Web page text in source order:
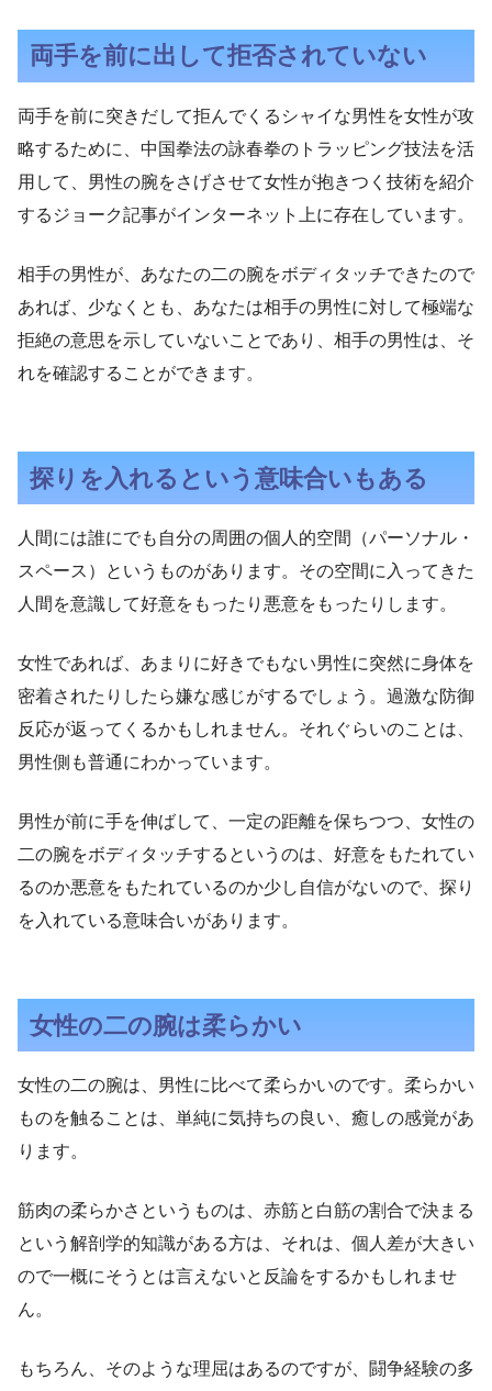
両手を前に出して拒否されていない
両手を前に突きだして拒んでくるシャイな男性を女性が攻
略するために、中国拳法の詠春拳のトラッピング技法を活
用して、男性の腕をさげさせて女性が抱きつく技術を紹介
するジョーク記事がインターネット上に存在しています。
相手の男性が、あなたの二の腕をボディタッチできたので
あれば、少なくとも、あなたは相手の男性に対して極端な
拒絶の意思を示していないことであり、相手の男性は、そ
れを確認することができます。
探りを入れるという意味合いもある
人間には誰にでも自分の周囲の個人的空間（パーソナル・
スペース）というものがあります。その空間に入ってきた
人間を意識して好意をもったり悪意をもったりします。
女性であれば、あまりに好きでもない男性に突然に身体を
密着されたりしたら嫌な感じがするでしょう。過激な防御
反応が返ってくるかもしれません。それぐらいのことは、
男性側も普通にわかっています。
男性が前に手を伸ばして、一定の距離を保ちつつ、女性の
二の腕をボディタッチするというのは、好意をもたれてい
るのか悪意をもたれているのか少し自信がないので、探り
を入れている意味合いがあります。
女性の二の腕は柔らかい
女性の二の腕は、男性に比べて柔らかいのです。柔らかい
ものを触ることは、単純に気持ちの良い、癒しの感覚があ
ります。
筋肉の柔らかさというものは、赤筋と白筋の割合で決まる
という解剖学的知識がある方は、それは、個人差が大きい
ので一概にそうとは言えないと反論をするかもしれませ
ん。
もちろん、そのような理屈はあるのですが、闘争経験の多